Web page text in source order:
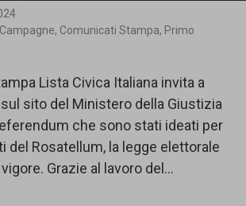
Campagne, Comunicati Stampa, Primo
Lista Civica Italiana invita a
sito del Ministero della Giustizia
che sono stati ideati per
del Rosatellum, la legge elettorale
Grazie al lavoro del…